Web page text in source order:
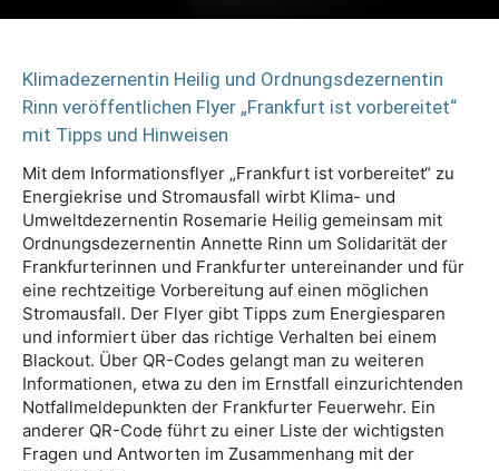
Klimadezernentin Heilig und Ordnungsdezernentin
Rinn veröffentlichen Flyer „Frankfurt ist vorbereitet“
mit Tipps und Hinweisen
Mit dem Informationsflyer „Frankfurt ist vorbereitet“ zu
Energiekrise und Stromausfall wirbt Klima- und
Umweltdezernentin Rosemarie Heilig gemeinsam mit
Ordnungsdezernentin Annette Rinn um Solidarität der
Frankfurterinnen und Frankfurter untereinander und für
eine rechtzeitige Vorbereitung auf einen möglichen
Stromausfall. Der Flyer gibt Tipps zum Energiesparen
und informiert über das richtige Verhalten bei einem
Blackout. Über QR-Codes gelangt man zu weiteren
Informationen, etwa zu den im Ernstfall einzurichtenden
Notfallmeldepunkten der Frankfurter Feuerwehr. Ein
anderer QR-Code führt zu einer Liste der wichtigsten
Fragen und Antworten im Zusammenhang mit der